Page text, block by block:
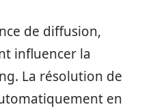
de diffusion,
influencer la
La résolution de
en